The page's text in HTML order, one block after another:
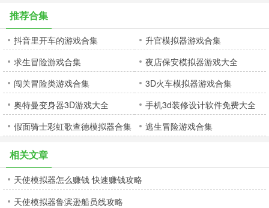
推荐合集
抖音里开车的游戏合集
升官模拟器游戏合集
求生冒险游戏合集
夜店保安模拟器游戏大全
闯关冒险类游戏合集
3D火车模拟器游戏合集
奥特曼变身器3D游戏大全
手机3d装修设计软件免费大全
假面骑士彩虹歌查德模拟器合集
逃生冒险游戏合集
相关文章
天使模拟器怎么赚钱 快速赚钱攻略
天使模拟器鲁滨逊船员线攻略